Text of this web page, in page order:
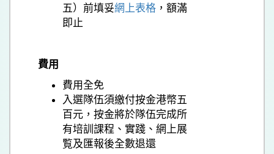
五）前填妥網上表格 ，額滿
即止
費用
費用全免
入選隊伍須繳付按金港幣五
百元，按金將於隊伍完成所
有培訓課程、實踐、網上展
覧及匯報後全數退還